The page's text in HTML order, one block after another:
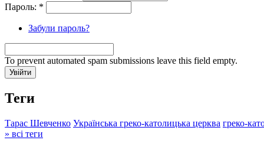
Пароль: *
Забули пароль?
To prevent automated spam submissions leave this field empty.
Теги
Тарас Шевченко Українська греко-католицька церква греко-
» всі теги